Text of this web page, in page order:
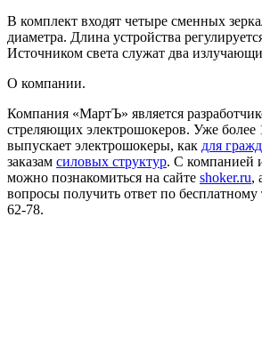
В комплект входят четыре сменных
диаметра. Длина устройства
Источником света служат два
О компании.
Компания «МартЪ» является
стреляющих электрошокеров. Уже более
выпускает электрошокеры, как для
заказам силовых структур. С компанией
можно познакомиться на сайте shoker.ru,
вопросы получить ответ по
62-78.